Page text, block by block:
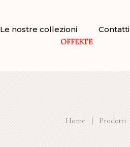
Le nostre collezioni Contatti
OFFERTE
Home | Prodotti